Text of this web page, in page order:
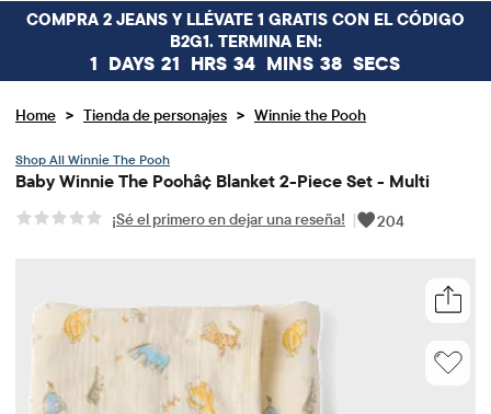
COMPRA 2 JEANS Y LLÉVATE 1 GRATIS CON EL CÓDIGO
B2G1. TERMINA EN:
1 DAYS 21 HRS 34 MINS 38 SECS
Home > Tienda de personajes > Winnie the Pooh
Winnie The Pooh
Baby Winnie The Poohâ¢ Blanket 2-Piece Set - Multi
¡Sé el primero en dejar una reseña! | 204